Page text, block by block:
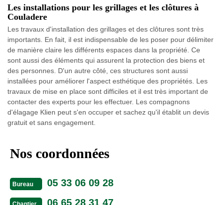
Les installations pour les grillages et les clôtures à
Couladere
Les travaux d'installation des grillages et des clôtures sont très
importants. En fait, il est indispensable de les poser pour délimiter
de manière claire les différents espaces dans la propriété. Ce
sont aussi des éléments qui assurent la protection des biens et
des personnes. D'un autre côté, ces structures sont aussi
installées pour améliorer l'aspect esthétique des propriétés. Les
travaux de mise en place sont difficiles et il est très important de
contacter des experts pour les effectuer. Les compagnons
d'élagage Klien peut s'en occuper et sachez qu'il établit un devis
gratuit et sans engagement.
Nos coordonnées
Bureau 05 33 06 09 28
06 65 28 31 47